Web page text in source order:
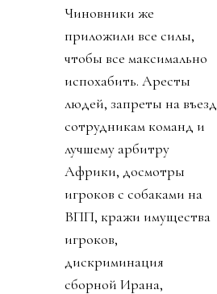
Чиновники же
приложили все силы,
чтобы все максимально
испохабить. Аресты
людей, запреты на въезд
сотрудникам команд и
лучшему арбитру
Африки, досмотры
игроков с собаками на
ВПП, кражи имущества
игроков,
дискриминация
сборной Ирана,